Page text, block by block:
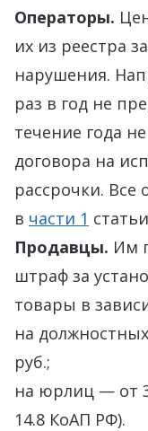
Операторы.
их из реестра
нарушения.
раз в год не
течение года
договора на
рассрочки. Все
в части 1
Продавцы. Им
штраф за
товары в
на
руб.;
на юрлиц — от
14.8 КоАП РФ).